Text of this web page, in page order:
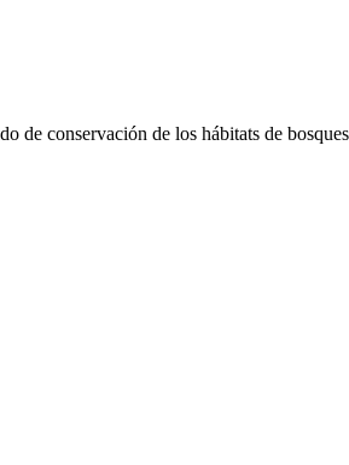
de conservación de los hábitats de